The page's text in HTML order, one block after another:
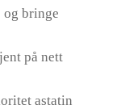
og bringe
på nett
astatin